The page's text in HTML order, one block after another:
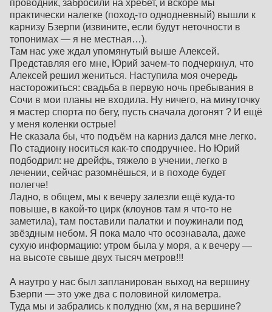
проводник, забросили на хребет, и вскоре мы
практически налегке (поход-то однодневный) вышли к
карнизу Бзерпи (извините, если будут неточности в
топонимах — я не местная…).
Там нас уже ждал упомянутый выше Алексей.
Представляя его мне, Юрий зачем-то подчеркнул, что
Алексей решил жениться. Наступила моя очередь
насторожиться: свадьба в первую ночь пребывания в
Сочи в мои планы не входила. Ну ничего, на минуточку
я мастер спорта по бегу, пусть сначала догонят ? И ещё
у меня коленки острые!
Не сказала бы, что подъём на карниз дался мне легко.
По стадиону носиться как-то сподручнее. Но Юрий
подбодрил: не дрейфь, тяжело в учении, легко в
лечении, сейчас разомнёшься, и в походе будет
полегче!
Ладно, в общем, мы к вечеру залезли ещё куда-то
повыше, в какой-то цирк (клоунов там я что-то не
заметила), там поставили палатки и поужинали под
звёздным небом. Я пока мало что осознавала, даже
сухую информацию: утром была у моря, а к вечеру —
на высоте свыше двух тысяч метров!!!
А наутро у нас был запланирован выход на вершину
Бзерпи — это уже два с половиной километра.
Туда мы и забрались к полудню (хм, я на вершине?